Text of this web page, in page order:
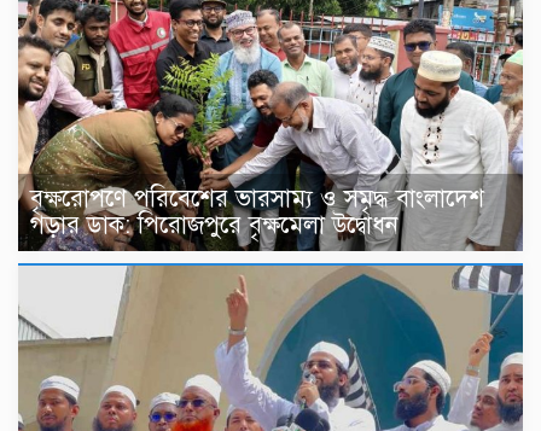
বৃক্ষরোপণে পরিবেশের ভারসাম্য ও সমৃদ্ধ বাংলাদেশ
গড়ার ডাক: পিরোজপুরে বৃক্ষমেলা উদ্বোধন